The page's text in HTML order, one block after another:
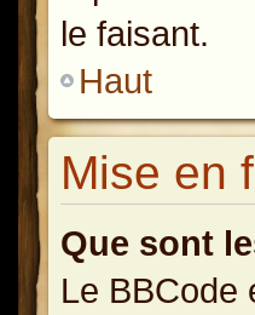
le faisant.
Haut
Mise en
Que sont
Le BBCode